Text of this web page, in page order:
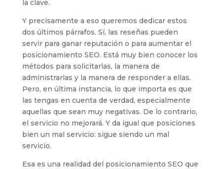
la clave.
Y precisamente a eso queremos dedicar estos
dos últimos párrafos. Sí, las reseñas pueden
servir para ganar reputación o para aumentar el
posicionamiento SEO. Está muy bien conocer los
métodos para solicitarlas, la manera de
administrarlas y la manera de responder a ellas.
Pero, en última instancia, lo que importa es que
las tengas en cuenta de verdad, especialmente
aquellas que sean muy negativas. De lo contrario,
el servicio no mejorará. Y da igual que posiciones
bien un mal servicio: sigue siendo un mal
servicio.
Esa es una realidad del posicionamiento SEO que